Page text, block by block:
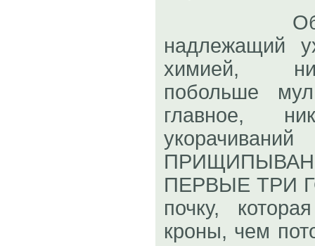
надлежащий
химией,
побольше
главное,
ПЕРВЫЕ ТРИ
почку,
кроны, чем